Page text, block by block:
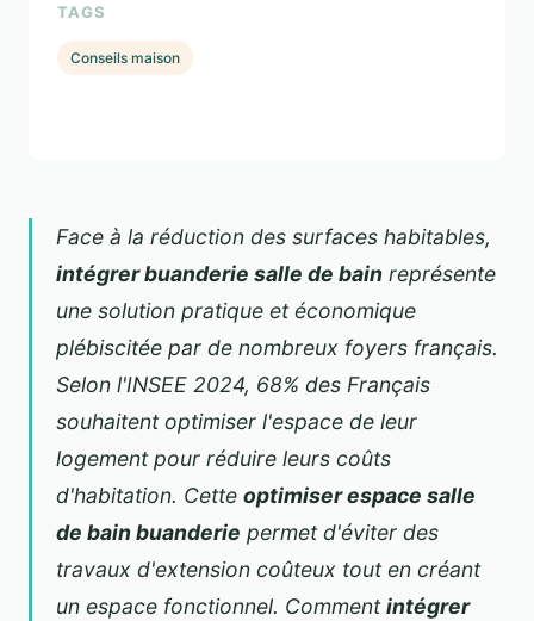
Face à la réduction des surfaces habitables,
intégrer buanderie salle de bain représente
une solution pratique et économique
plébiscitée par de nombreux foyers français.
Selon l'INSEE 2024, 68% des Français
souhaitent optimiser l'espace de leur
logement pour réduire leurs coûts
d'habitation. Cette optimiser espace salle
de bain buanderie permet d'éviter des
travaux d'extension coûteux tout en créant
un espace fonctionnel. Commentintégrer
TAGS
Conseils maison